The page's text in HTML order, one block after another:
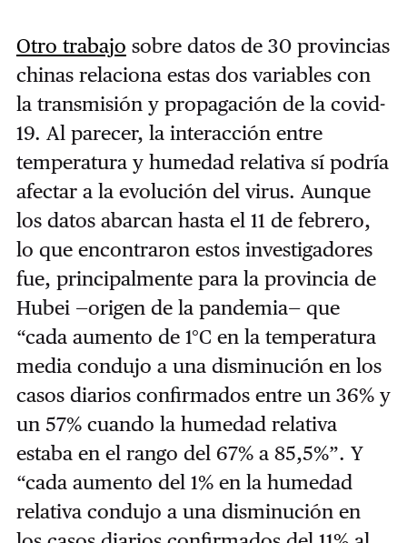
Otro trabajo sobre datos de 30 provincias
chinas relaciona estas dos variables con
la transmisión y propagación de la covid-
19. Al parecer, la interacción entre
temperatura y humedad relativa sí podría
afectar a la evolución del virus. Aunque
los datos abarcan hasta el 11 de febrero,
lo que encontraron estos investigadores
fue, principalmente para la provincia de
Hubei —origen de la pandemia— que
“cada aumento de 1°C en la temperatura
media condujo a una disminución en los
casos diarios confirmados entre un 36% y
un 57% cuando la humedad relativa
estaba en el rango del 67% a 85,5%”. Y
“cada aumento del 1% en la humedad
relativa condujo a una disminución en